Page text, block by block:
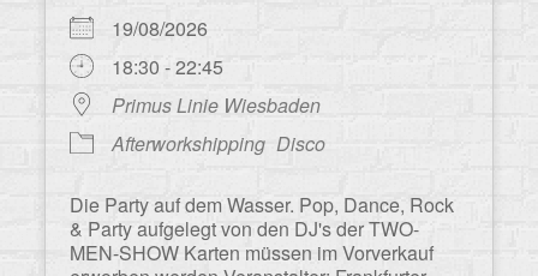
19/08/2026
18:30 - 22:45
Primus Linie Wiesbaden
Afterworkshipping Disco
Die Party auf dem Wasser. Pop, Dance, Rock
& Party aufgelegt von den DJ's der TWO-
MEN-SHOW Karten müssen im Vorverkauf